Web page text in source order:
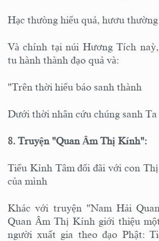
Hạc thưòng hiếu quả, hươu
Và chính tại núi Hương Tích naỳ,
tu hành thành đạo quả và:
"Trên thời hiếu báo sanh thành
Dưới thời nhân cứu chúng sanh Ta
8. Truyện "Quan Âm Thị Kính":
Tiểu Kỉnh Tâm đối đãi với con
của mình
Khác với truyện "Nam Hải
Quan Âm Thị Kính giới thiệu
người xuất gia theo đạo Phật: